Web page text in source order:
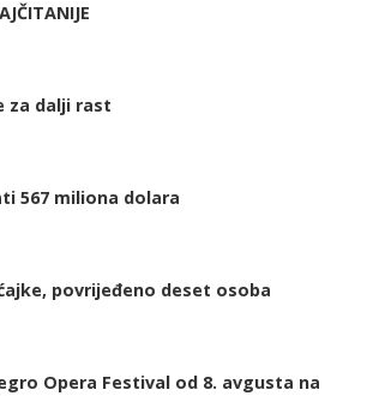
za dalji rast
567 miliona dolara
povrijeđeno deset osoba
Opera Festival od 8. avgusta na